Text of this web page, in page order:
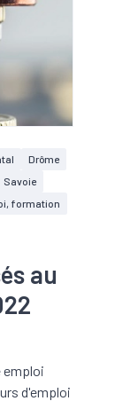
Drôme
Savoie
formation
au
emploi
d'emploi